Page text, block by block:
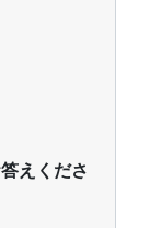
えくださ